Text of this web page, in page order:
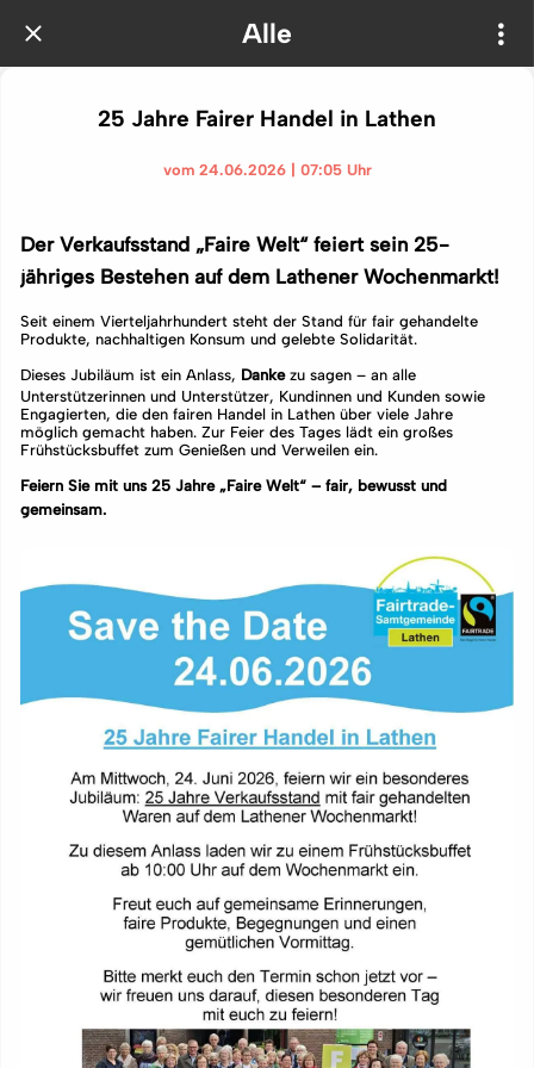
Alle
25 Jahre Fairer Handel in Lathen
vom 24.06.2026 | 07:05 Uhr
Der Verkaufsstand „Faire Welt“ feiert sein 25-
jähriges Bestehen auf dem Lathener Wochenmarkt!
Seit einem Vierteljahrhundert steht der Stand für fair gehandelte
Produkte, nachhaltigen Konsum und gelebte Solidarität.
Dieses Jubiläum ist ein Anlass, Danke zu sagen – an alle
Unterstützerinnen und Unterstützer, Kundinnen und Kunden sowie
Engagierten, die den fairen Handel in Lathen über viele Jahre
möglich gemacht haben. Zur Feier des Tages lädt ein großes
Frühstücksbuffet zum Genießen und Verweilen ein.
Feiern Sie mit uns 25 Jahre „Faire Welt“ – fair, bewusst und
gemeinsam.